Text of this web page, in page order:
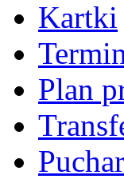
Kartki
Plan